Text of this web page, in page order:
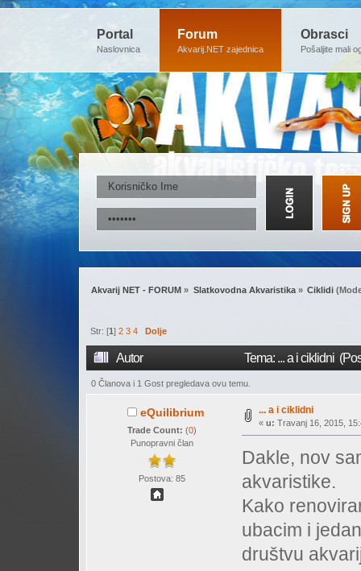
Portal
Naslovnica
Forum
Akvarij.NET zajednica
Obrasci
Pošaljite mali
Akvarij NET - FORUM » Slatkovodna Akvaristika» Ciklidi
Str: [1]2 3 4 Dolje
Autor Tema: ... a i ciklidni
0 Članova i 1 Gost pregledava ovu temu.
eQuilibrium
Trade Count: (0)
Punopravni član
Postova: 85
... a i ciklidni
« u: Travanj 16, 2015,
Dakle, nov
akvaristike.
Kako
ubacim i
društvu